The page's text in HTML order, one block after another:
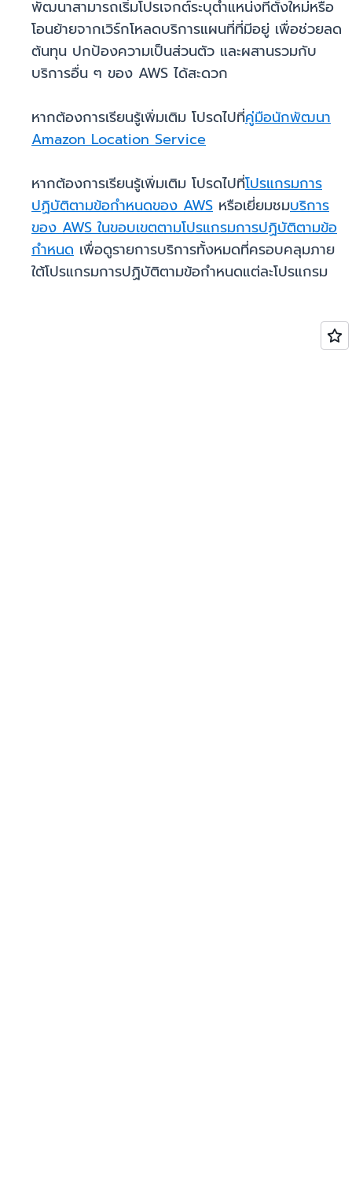
พัฒนาสามารถเริ่มโปรเจกต์ระบุตำแหน่งที่ตั้งใหม่หรือ
โอนย้ายจากเวิร์กโหลดบริการแผนที่ที่มีอยู่ เพื่อช่วยลด
ต้นทุน ปกป้องความเป็นส่วนตัว และผสานรวมกับ
บริการอื่น ๆ ของ AWS ได้สะดวก
หากต้องการเรียนรู้เพิ่มเติม โปรดไปที่คู่มือนักพัฒนา
Amazon Location Service
หากต้องการเรียนรู้เพิ่มเติม โปรดไปที่โปรแกรมการ
ปฏิบัติตามข้อกำหนดของ AWS หรือเยี่ยมชมบริการ
ของ AWS ในขอบเขตตามโปรแกรมการปฏิบัติตามข้อ
กำหนด เพื่อดูรายการบริการทั้งหมดที่ครอบคลุมภาย
ใต้โปรแกรมการปฏิบัติตามข้อกำหนดแต่ละโปรแกรม